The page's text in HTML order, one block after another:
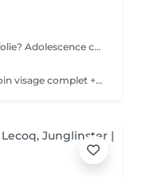
Poussée momentanée? Hormones en folie? Adolescence compliquée? Ce soin est pour vous. Le soin visage complet comprend un nettoyage en profondeur de la peau avec vapeur et extraction des comédons, un léger massage suivi de 20' de traitement LED et un masque apaisant ou purifiant. Le soin flash est conseillé en entretien suite à un soin complet, entre 2 soins par exemple ou si acné plus tenace, il comprend un nettoyage du visage, un léger massage et le traitement LED 20'. Pourquoi la LED? La puissance de la lumière LED bleue agit rapidement et efficacement pour éliminer l'acné, les imperfections et l'inflammation existantes, sans dessécher la peau. Elle régule également la production de sébum pour prévenir de futures éruptions cutanées, laissant votre peau claire, saine et lisse.
Protocole sur 4 semaines. Semaine 1 : soin visage complet + un soin flash (espacé de 2 jours minimum) Semaine 2 / 3 et 4 : 2 soins flash (espacé de 2 jours minimum) Descriptif complet : voir "Soin traitement acné"